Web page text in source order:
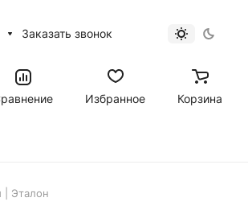
Заказать звонок
Избранное Корзина
| Эталон